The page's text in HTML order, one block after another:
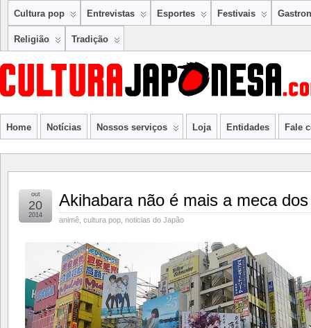
Cultura pop Entrevistas Esportes Festivais
Religião Tradição
Home Notícias Nossos serviços Loja Entidades Fale
Akihabara não é mais a meca
animê cultura pop noticias do Japão
out
20
2014